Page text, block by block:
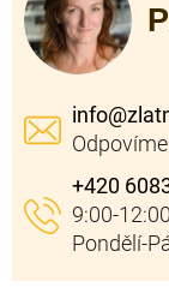
info@
+420